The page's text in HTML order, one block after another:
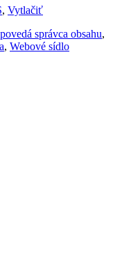
, Vytlačiť
správca obsahu,
, Webové sídlo